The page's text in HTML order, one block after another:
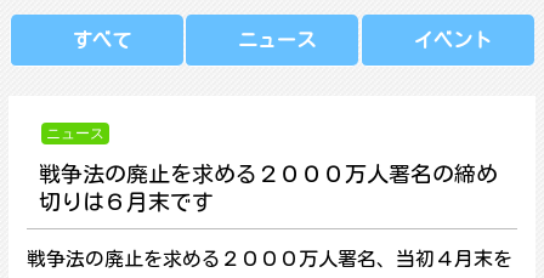
すべて ニュース イベント
ニュース
戦争法の廃止を求める２０００万人署名の締め
切りは６月末です
戦争法の廃止を求める２０００万人署名、当初４月末を